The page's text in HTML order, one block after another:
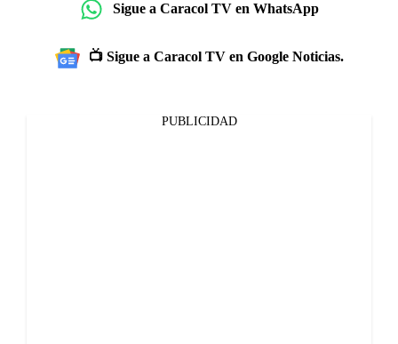
Sigue a Caracol TV en WhatsApp
📺 Sigue a Caracol TV en Google Noticias.
PUBLICIDAD